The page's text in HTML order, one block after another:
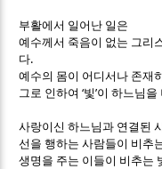
부활에서 일어난 일은
예수께서 죽음이 없는 그리
다.
예수의 몸이 어디서나 존재
그로 인하여‘빛’이 하느님을
사랑이신 하느님과 연결된
선을 행하는 사람들이 비추
생명을 주는 이들이 비추는